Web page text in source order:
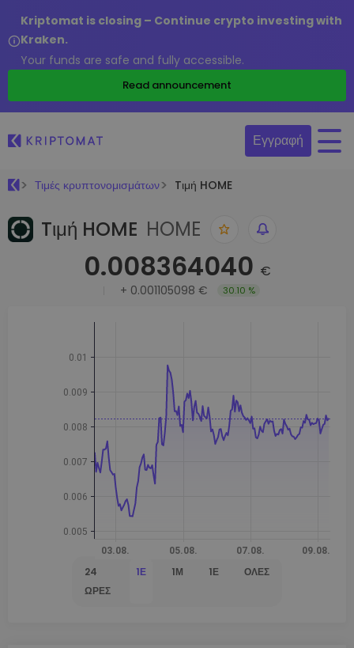
Kriptomat is closing – Continue crypto investing with
Kraken.
Your funds are safe and fully accessible.
Read announcement
Εγγραφή
Τιμές κρυπτονομισμάτων Tιμή HOME
Tιμή HOME HOME
0.008364040 €
+ 0.001105098 € 30.10 %
24
ΏΡΕΣ
1Ε 1Μ 1Έ ΌΛΕΣ